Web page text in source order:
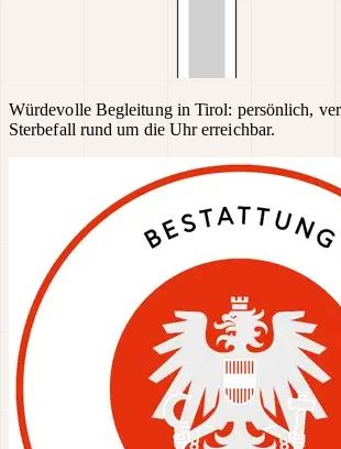
Würdevolle Begleitung in Tirol: persönlich,
Sterbefall rund um die Uhr erreichbar.